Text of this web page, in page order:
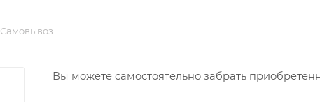
Самовывоз
Вы можете самостоятельно забрать